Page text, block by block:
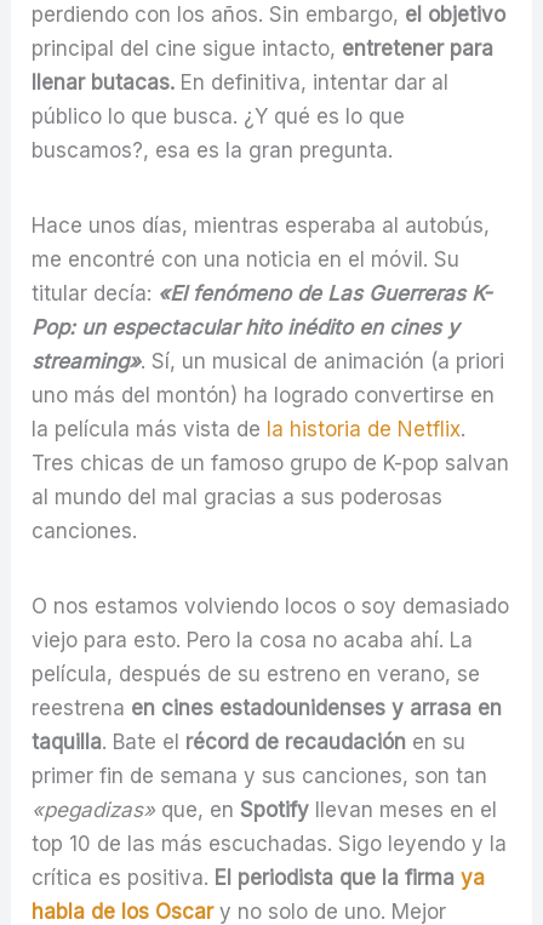
perdiendo con los años. Sin embargo, el objetivo
principal del cine sigue intacto, entretener para
llenar butacas. En definitiva, intentar dar al
público lo que busca. ¿Y qué es lo que
buscamos?, esa es la gran pregunta.
Hace unos días, mientras esperaba al autobús,
me encontré con una noticia en el móvil. Su
titular decía: «El fenómeno de Las Guerreras K-
Pop: un espectacular hito inédito en cines y
streaming». Sí, un musical de animación (a priori
uno más del montón) ha logrado convertirse en
la película más vista de la historia de Netflix.
Tres chicas de un famoso grupo de K-pop salvan
al mundo del mal gracias a sus poderosas
canciones.
O nos estamos volviendo locos o soy demasiado
viejo para esto. Pero la cosa no acaba ahí. La
película, después de su estreno en verano, se
reestrena en cines estadounidenses y arrasa en
taquilla. Bate el récord de recaudación en su
primer fin de semana y sus canciones, son tan
«pegadizas» que, enSpotify llevan meses en el
top 10 de las más escuchadas. Sigo leyendo y la
crítica es positiva. El periodista que la firmaya
habla de los Oscary no solo de uno. Mejor